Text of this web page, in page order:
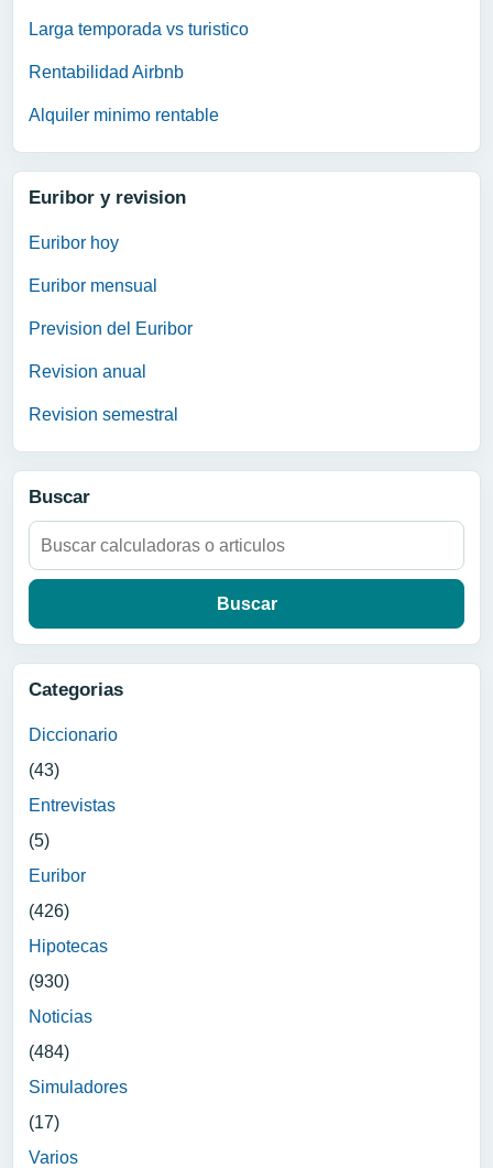
Larga temporada vs turistico
Rentabilidad Airbnb
Alquiler minimo rentable
Euribor y revision
Euribor hoy
Euribor mensual
Prevision del Euribor
Revision anual
Revision semestral
Buscar
Buscar:
Categorias
Diccionario
(43)
Entrevistas
(5)
Euribor
(426)
Hipotecas
(930)
Noticias
(484)
Simuladores
(17)
Varios